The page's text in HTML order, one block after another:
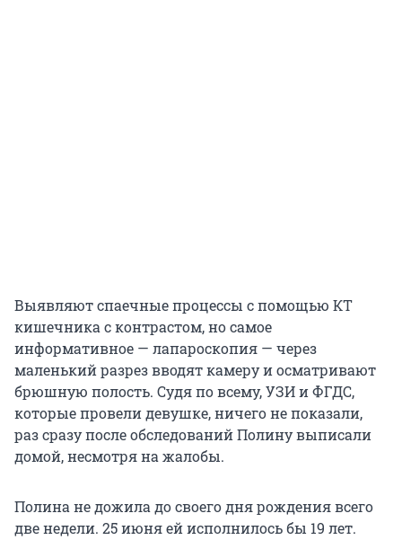
Выявляют спаечные процессы с помощью КТ
кишечника с контрастом, но самое
информативное — лапароскопия — через
маленький разрез вводят камеру и осматривают
брюшную полость. Судя по всему, УЗИ и ФГДС,
которые провели девушке, ничего не показали,
раз сразу после обследований Полину выписали
домой, несмотря на жалобы.
Полина не дожила до своего дня рождения всего
две недели. 25 июня ей исполнилось бы 19 лет.